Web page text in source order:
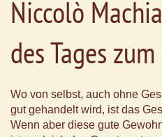
Niccolò
des Tages
Wo von selbst, auch ohne
gut gehandelt wird, ist das
Wenn aber diese gute